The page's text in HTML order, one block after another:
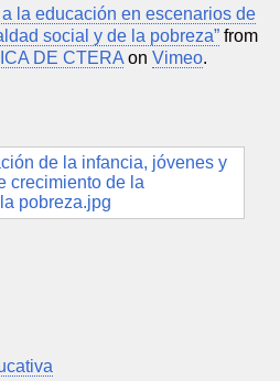
la educación en escenarios de
social y de la pobreza” from
DE CTERA on Vimeo.